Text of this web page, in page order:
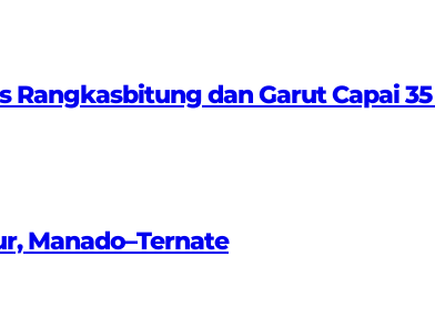
dan Garut Capai
Manado–Ternate